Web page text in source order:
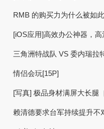
RMB 的购买力为什么被如
[iOS应用]高效办公神器，高
三角洲特战队 VS 委内瑞拉
情侣会玩[15P]
[写真] 极品身材满屏大长腿
赖清德要求台军持续提升不